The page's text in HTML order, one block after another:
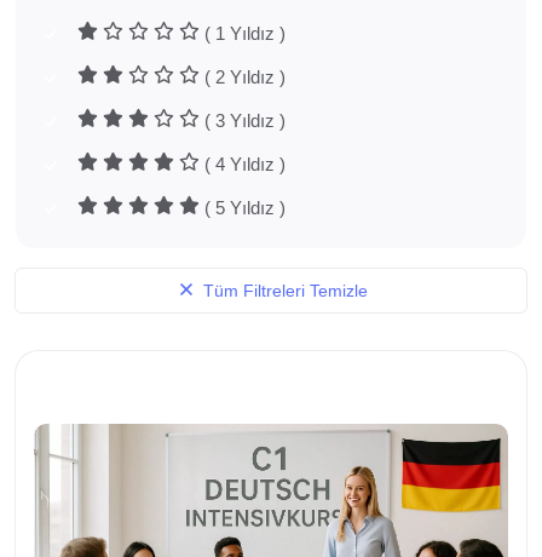
( 1 Yıldız )
( 2 Yıldız )
( 3 Yıldız )
( 4 Yıldız )
( 5 Yıldız )
Tüm Filtreleri Temizle